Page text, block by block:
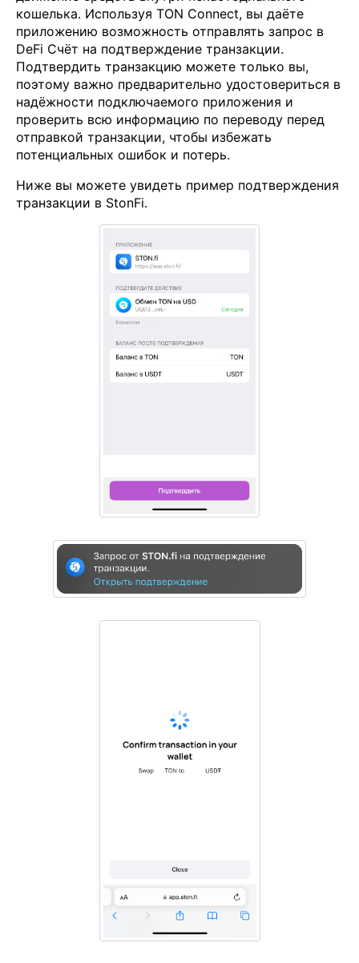
кошелька. Используя TON Connect, вы даёте
приложению возможность отправлять запрос в
DeFi Счёт на подтверждение транзакции.
Подтвердить транзакцию можете только вы,
поэтому важно предварительно удостовериться в
надёжности подключаемого приложения и
проверить всю информацию по переводу перед
отправкой транзакции, чтобы избежать
потенциальных ошибок и потерь.
Ниже вы можете увидеть пример подтверждения
транзакции в StonFi.